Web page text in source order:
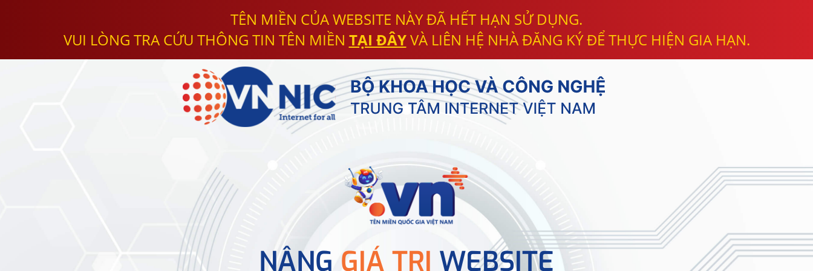
TÊN MIỀN CỦA WEBSITE NÀY ĐÃ HẾT HẠN SỬ DỤNG.
VUI LÒNG TRA CỨU THÔNG TIN TÊN MIỀN TẠI ĐÂYVÀ LIÊN HỆ NHÀ ĐĂNG KÝ ĐỂ THỰC HIỆN GIA HẠN.
NÂNG GIÁ TRỊ WEBSITE